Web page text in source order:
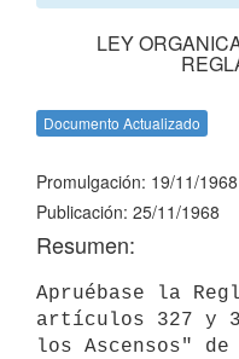
LEY
Documento Actualizado
Promulgación: 19/11/1968
Publicación: 25/11/1968
Resumen:
Apruébase la
artículos 327 y
los Ascensos"